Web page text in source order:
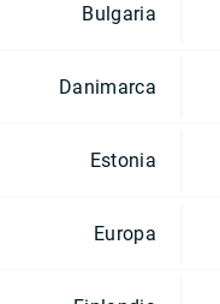
Bulgaria
Danimarca
Estonia
Europa